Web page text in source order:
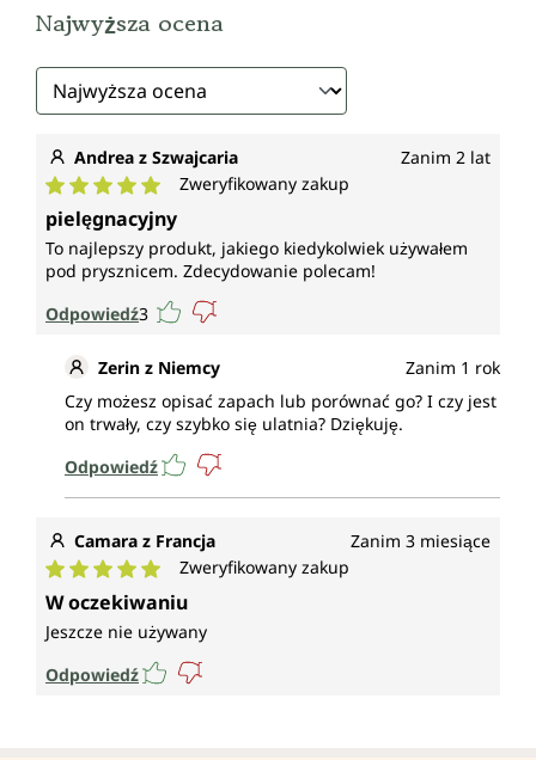
Najwyższa ocena
Andrea z Szwajcaria Zanim 2 lat
Średnia ocena 5 z 5 gwiazdek
Zweryfikowany zakup
pielęgnacyjny
To najlepszy produkt, jakiego kiedykolwiek używałem
pod prysznicem. Zdecydowanie polecam!
Odpowiedź3
Zerin z Niemcy
Zanim 1 rok
Czy możesz opisać zapach lub porównać go? I czy jest
on trwały, czy szybko się ulatnia? Dziękuję.
Odpowiedź
Camara z Francja Zanim 3 miesiące
Średnia ocena 5 z 5 gwiazdek
Zweryfikowany zakup
W oczekiwaniu
Jeszcze nie używany
Odpowiedź